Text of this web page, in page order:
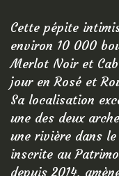
Cette pépite
environ 10 000
Merlot Noir et
jour en Rosé et
Sa localisation
une des deux
une rivière dans
inscrite au
depuis 2014,